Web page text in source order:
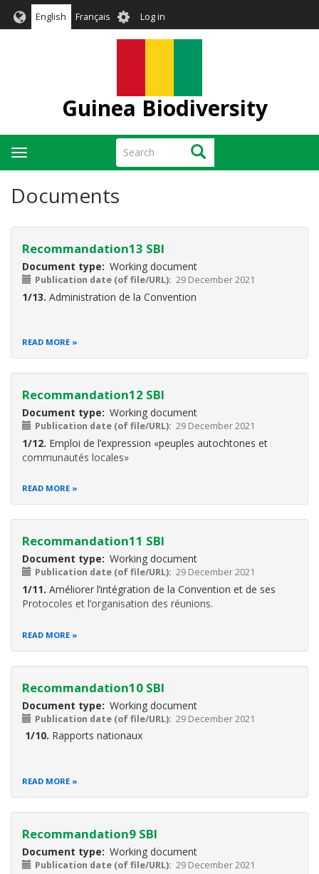
English Français User
account
Log in
Guinea Biodiversity
Search Search
Toggle
navigation
Documents
Recommandation13 SBI
Document type Working document
Publication date (of file/URL) 29 December 2021
1/13. Administration de la Convention
READ MORE
Recommandation12 SBI
Document type Working document
Publication date (of file/URL) 29 December 2021
1/12. Emploi de l’expression «peuples autochtones et
communautés locales»
READ MORE
Recommandation11 SBI
Document type Working document
Publication date (of file/URL) 29 December 2021
1/11. Améliorer l’intégration de la Convention et de ses
Protocoles et l’organisation des réunions.
READ MORE
Recommandation10 SBI
Document type Working document
Publication date (of file/URL) 29 December 2021
1/10. Rapports nationaux
READ MORE
Recommandation9 SBI
Document type Working document
Publication date (of file/URL) 29 December 2021